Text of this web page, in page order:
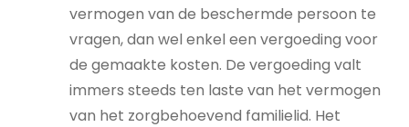
vermogen van de beschermde persoon te
vragen, dan wel enkel een vergoeding voor
de gemaakte kosten. De vergoeding valt
immers steeds ten laste van het vermogen
van het zorgbehoevend familielid. Het